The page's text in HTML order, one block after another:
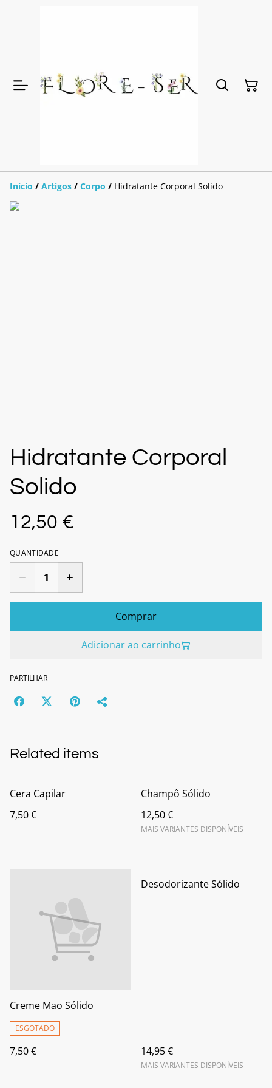
Início / Artigos / Corpo / Hidratante Corporal Solido
Hidratante Corporal
Solido
12,50 €
QUANTIDADE
Comprar
Adicionar ao carrinho
PARTILHAR
Related items
Cera Capilar
7,50 €
Champô Sólido
12,50 €
MAIS VARIANTES DISPONÍVEIS
Creme Mao Sólido
ESGOTADO
7,50 €
Desodorizante Sólido
14,95 €
MAIS VARIANTES DISPONÍVEIS